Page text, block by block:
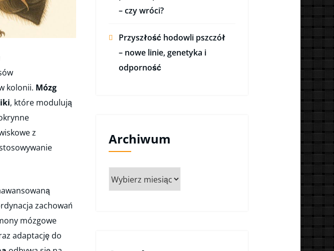
kolonii. Mózg
, które modulują
z
zachowań
mózgowe
adaptację do
– czy wróci?
Przyszłość hodowli pszczół
– nowe linie, genetyka i
odporność
Archiwum
Archiwum